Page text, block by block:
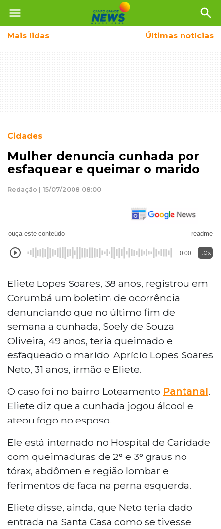
menu search
Mais lidas Últimas notícias
Cidades
Mulher denuncia cunhada por
esfaquear e queimar o marido
Redação | 15/07/2008 08:00
ouça este conteúdo readme
0:00 1.0x
Eliete Lopes Soares, 38 anos, registrou em
Corumbá um boletim de ocorrência
denunciando que no último fim de
semana a cunhada, Soely de Souza
Oliveira, 49 anos, teria queimado e
esfaqueado o marido, Aprício Lopes Soares
Neto, 31 anos, irmão e Eliete.
O caso foi no bairro Loteamento Pantanal.
Eliete diz que a cunhada jogou álcool e
ateou fogo no esposo.
Ele está internado no Hospital de Caridade
com queimaduras de 2° e 3° graus no
tórax, abdômen e região lombar e
ferimentos de faca na perna esquerda.
Eliete disse, ainda, que Neto teria dado
entrada na Santa Casa como se tivesse